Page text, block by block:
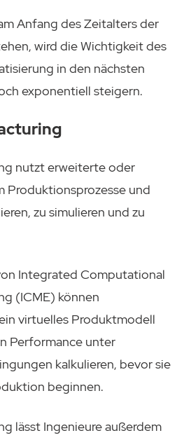
Anfang des Zeitalters der
wird die Wichtigkeit des
in den nächsten
exponentiell steigern.
nutzt erweiterte oder
Produktionsprozesse und
zu simulieren und zu
Integrated Computational
(ICME) können
virtuelles Produktmodell
Performance unter
kalkulieren, bevor sie
beginnen.
lässt Ingenieure außerdem